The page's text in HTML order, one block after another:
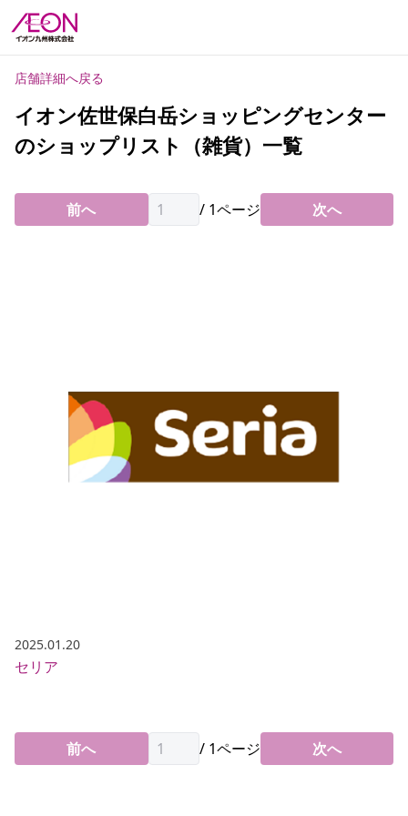
店舗詳細へ戻る
イオン佐世保白岳ショッピングセンター
のショップリスト（雑貨）一覧
前へ / 1ページ 次へ
2025.01.20
セリア
前へ / 1ページ 次へ